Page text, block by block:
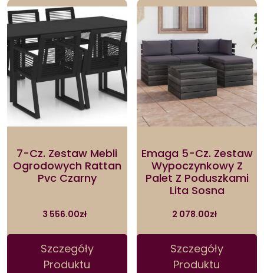
7-Cz. Zestaw Mebli
Ogrodowych Rattan
Pvc Czarny
3 556.00zł
Szczegóły
Produktu
Emaga 5-Cz. Zestaw
Wypoczynkowy Z
Palet Z Poduszkami
Lita Sosna
2 078.00zł
Szczegóły
Produktu